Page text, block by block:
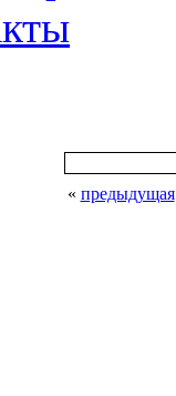
« предыдущая